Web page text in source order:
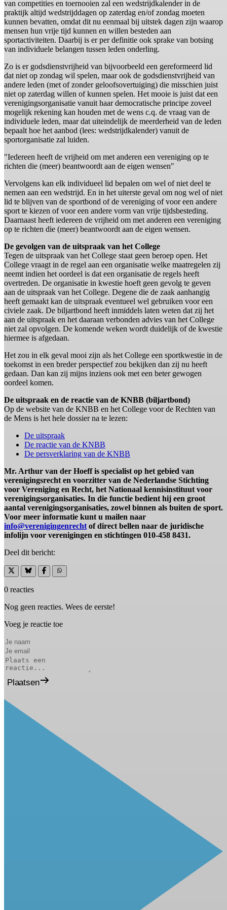
van competities en toernooien zal een wedstrijdkalender in de
praktijk altijd wedstrijddagen op zaterdag en/of zondag moeten
kunnen bevatten, omdat dit nu eenmaal bij uitstek dagen zijn waarop
mensen hun vrije tijd kunnen en willen besteden aan
sportactiviteiten. Daarbij is er per definitie ook sprake van botsing
van individuele belangen tussen leden onderling.
Zo is er godsdienstvrijheid van bijvoorbeeld een gereformeerd lid
dat niet op zondag wil spelen, maar ook de godsdienstvrijheid van
andere leden (met of zonder geloofsovertuiging) die misschien juist
niet op zaterdag willen of kunnen spelen. Het mooie is juist dat een
verenigingsorganisatie vanuit haar democratische principe zoveel
mogelijk rekening kan houden met de wens c.q. de vraag van de
individuele leden, maar dat uiteindelijk de meerderheid van de leden
bepaalt hoe het aanbod (lees: wedstrijdkalender) vanuit de
sportorganisatie zal luiden.
"Iedereen heeft de vrijheid om met anderen een vereniging op te
richten die (meer) beantwoordt aan de eigen wensen"
Vervolgens kan elk individueel lid bepalen om wel of niet deel te
nemen aan een wedstrijd. En in het uiterste geval om nog wel of niet
lid te blijven van de sportbond of de vereniging of voor een andere
sport te kiezen of voor een andere vorm van vrije tijdsbesteding.
Daarnaast heeft iedereen de vrijheid om met anderen een vereniging
op te richten die (meer) beantwoordt aan de eigen wensen.
De gevolgen van de uitspraak van het College
Tegen de uitspraak van het College staat geen beroep open. Het
College vraagt in de regel aan een organisatie welke maatregelen zij
neemt indien het oordeel is dat een organisatie de regels heeft
overtreden. De organisatie in kwestie hoeft geen gevolg te geven
aan de uitspraak van het College. Degene die de zaak aanhangig
heeft gemaakt kan de uitspraak eventueel wel gebruiken voor een
civiele zaak. De biljartbond heeft inmiddels laten weten dat zij het
aan de uitspraak en het daaraan verbonden advies van het College
niet zal opvolgen. De komende weken wordt duidelijk of de kwestie
hiermee is afgedaan.
Het zou in elk geval mooi zijn als het College een sportkwestie in de
toekomst in een breder perspectief zou bekijken dan zij nu heeft
gedaan. Dan kan zij mijns inziens ook met een beter gewogen
oordeel komen.
De uitspraak en de reactie van de KNBB (biljartbond)
Op de website van de KNBB en het College voor de Rechten van
de Mens is het hele dossier na te lezen:
De uitspraak
De reactie van de KNBB
De persverklaring van de KNBB
Mr. Arthur van der Hoeff is specialist op het gebied van
verenigingsrecht en voorzitter van de Nederlandse Stichting
voor Vereniging en Recht, het Nationaal kennisinstituut voor
verenigingsorganisaties. In die functie bedient hij een groot
aantal verenigingsorganisaties, zowel binnen als buiten de sport.
Voor meer informatie kunt u mailen naar
info@verenigingenrechtof direct bellen naar de juridische
infolijn voor verenigingen en stichtingen 010-458 8431.
Deel dit bericht:
0 reacties
Nog geen reacties. Wees de eerste!
Voeg je reactie toe
Plaatsen